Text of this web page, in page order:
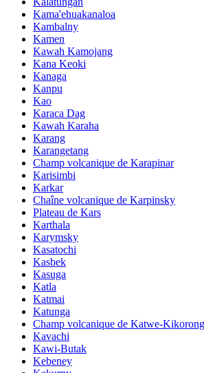
Kama'ehuakanaloa
Kambalny
Kamen
Kawah Kamojang
Kana Keoki
Kanaga
Kanpu
Kao
Karaca Dag
Kawah Karaha
Karang
Karangetang
Champ volcanique de Karapinar
Karisimbi
Karkar
Chaîne volcanique de Karpinsky
Plateau de Kars
Karthala
Karymsky
Kasatochi
Kasbek
Kasuga
Katla
Katmai
Katunga
Champ volcanique de Katwe-
Kavachi
Kawi-Butak
Kebeney